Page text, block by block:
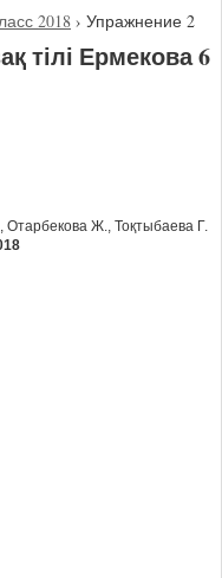
2018 › Упражнение 2
тілі Ермекова 6
Отарбекова Ж., Тоқтыбаева Г.